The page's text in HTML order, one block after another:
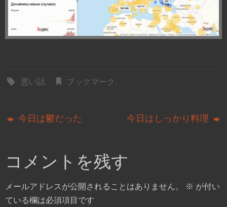
悪い話. ブックマーク.
今日は鬱だった 今日はしっかり料理
コメントを残す
メールアドレスが公開されることはありません。 ※ が付い
ている欄は必須項目です